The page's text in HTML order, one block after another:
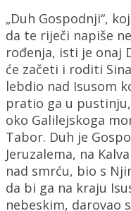
„Duh Gospodnji“,
da te riječi napiše
rođenja, isti je onaj
će začeti i roditi
lebdio nad Isusom
pratio ga u
oko Galilejskoga
Tabor. Duh je
Jeruzalema, na
nad smrću, bio s
da bi ga na kraju
nebeskim, darovao